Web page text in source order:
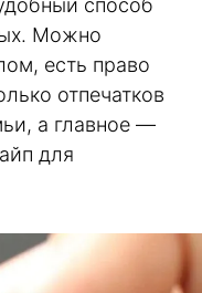
Можно
есть право
отпечатков
а главное —
для